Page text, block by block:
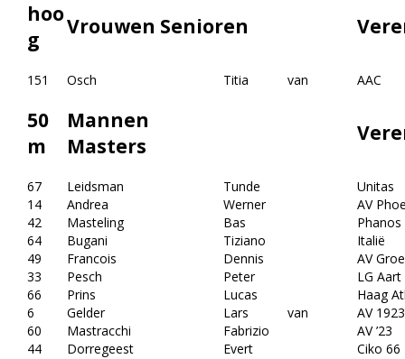
hoo
g
Vrouwen Senioren
151 Osch Titia van AAC
50
m
Mannen
Masters
67 Leidsman Tunde
Unitas
14
Andrea Werner
AV
42
Masteling Bas
Phanos
64
Bugani Tiziano
Italië
49
Francois Dennis
AV
33
Pesch Peter
LG
66
Prins Lucas
Haag
6
Gelder Lars van
AV 1923
60
Mastracchi Fabrizio
AV ’23
44
Dorregeest Evert Ciko 66